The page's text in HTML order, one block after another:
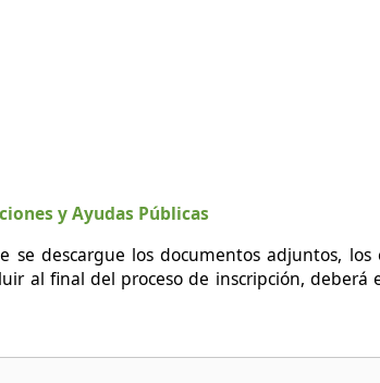
y Ayudas Públicas
descargue los documentos adjuntos, los
al final del proceso de inscripción,